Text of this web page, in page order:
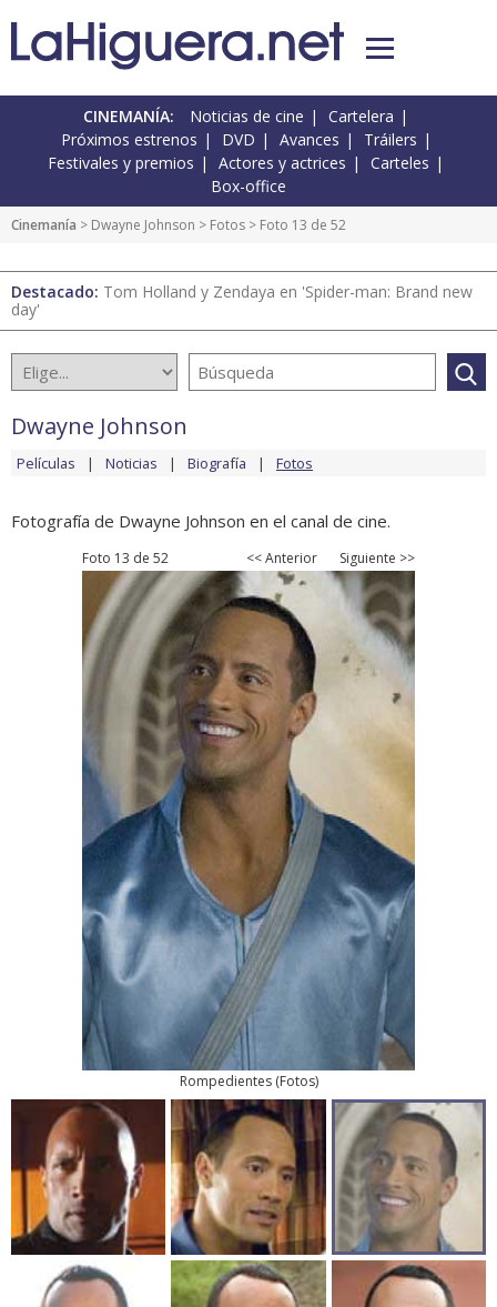
CINEMANÍA: Noticias de cine
Cartelera
Próximos estrenos
DVD Avances
Tráilers
Festivales y premios
Actores y actrices
Carteles
Box-office
Cinemanía > Dwayne Johnson > Fotos > Foto 13 de 52
Destacado: Tom Holland y Zendaya en 'Spider-man: Brand new
day'
Dwayne Johnson
Películas Noticias Biografía Fotos
Fotografía de Dwayne Johnson en el canal de cine.
Foto 13 de 52 << Anterior Siguiente >>
Rompedientes(Fotos)